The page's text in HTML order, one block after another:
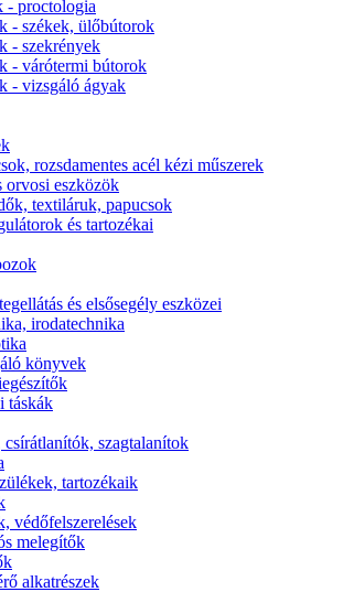
- proctologia
- székek, ülőbútorok
- szekrények
- várótermi bútorok
- vizsgáló ágyak
rozsdamentes acél kézi műszerek
orvosi eszközök
textiláruk, papucsok
és tartozékai
és elsősegély eszközei
irodatechnika
könyvek
táskák
csírátlanítók, szagtalanítok
tartozékaik
védőfelszerelések
melegítők
alkatrészek